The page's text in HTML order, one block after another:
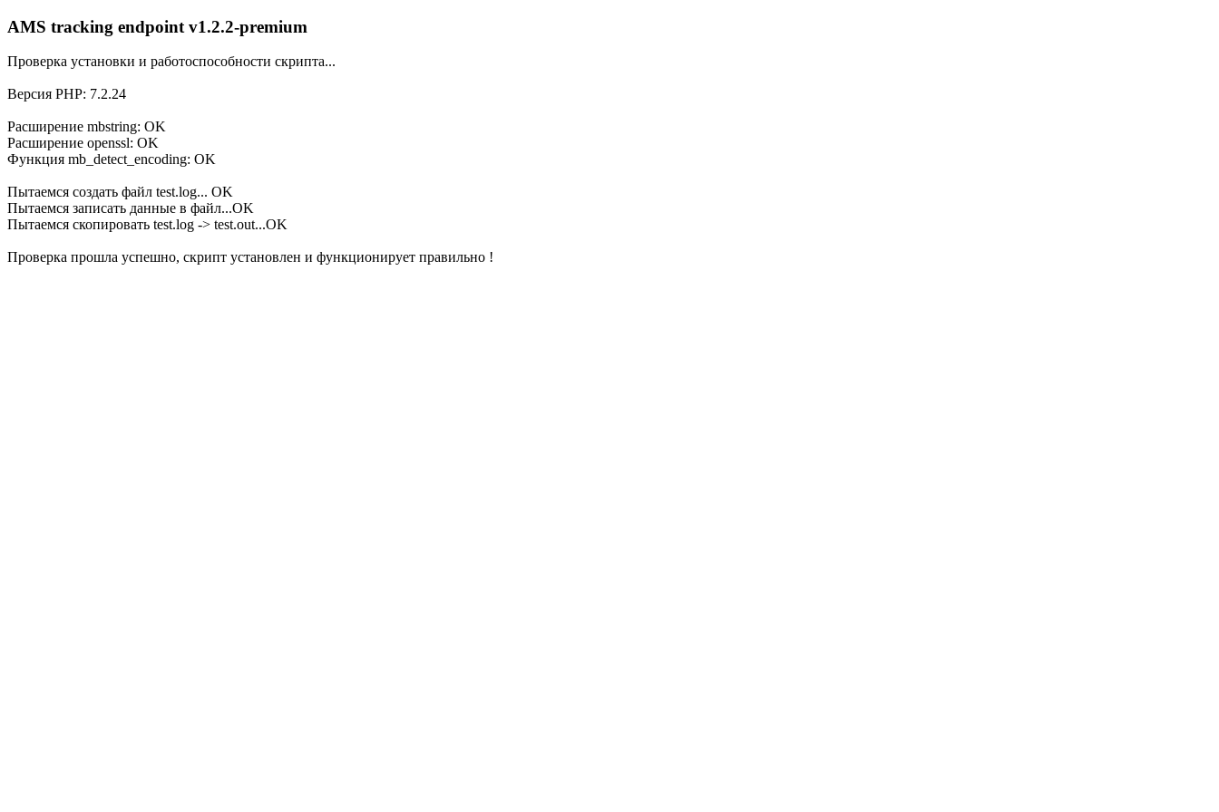
AMS tracking endpoint v1.2.2-premium
Проверка установки и работоспособности скрипта...
Версия PHP: 7.2.24
Расширение mbstring: OK
Расширение openssl: OK
Функция mb_detect_encoding: OK
Пытаемся создать файл test.log... OK
Пытаемся записать данные в файл...OK
Пытаемся скопировать test.log -> test.out...OK
Проверка прошла успешно, скрипт установлен и функционирует правильно !